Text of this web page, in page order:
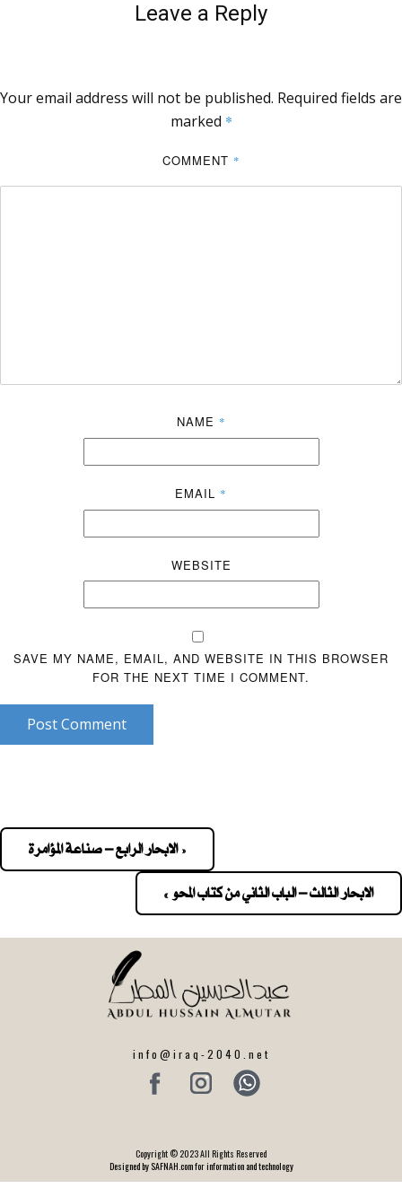
Leave a Reply
Your email address will not be published. Required fields are
marked *
COMMENT *
NAME *
EMAIL *
WEBSITE
SAVE MY NAME, EMAIL, AND WEBSITE IN THIS BROWSER
FOR THE NEXT TIME I COMMENT.
Post Comment
navigation
« الابحار الرابع – صناعة المؤامرة
الابحار الثالث – الباب الثاني من كتاب المحو »
info@iraq-2040.net
Copyright © 2023 All Rights Reserved
Designed by SAFNAH.com for information and technology